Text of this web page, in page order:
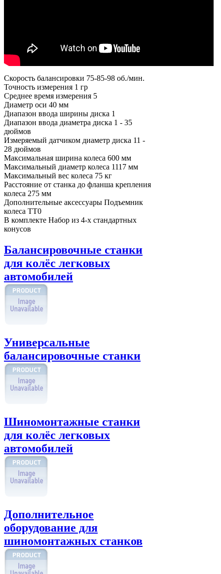
Скорость балансировки 75-85-98 об./мин.
Точность измерения 1 гр
Среднее время измерения 5
Диаметр оси 40 мм
Диапазон ввода ширины диска 1
Диапазон ввода диаметра диска 1 - 35
дюймов
Измеряемый датчиком диаметр диска 11 -
28 дюймов
Максимальная ширина колеса 600 мм
Максимальный диаметр колеса 1117 мм
Максимальный вес колеса 75 кг
Расстояние от станка до фланша крепления
колеса 275 мм
Дополнительные аксессуары Подъемник
колеса TT0
В комплекте Набор из 4-х стандартных
конусов
Балансировочные станки
для колёс легковых
автомобилей
Универсальные
балансировочные станки
Шиномонтажные станки
для колёс легковых
автомобилей
Дополнительное
оборудование для
шиномонтажных станков